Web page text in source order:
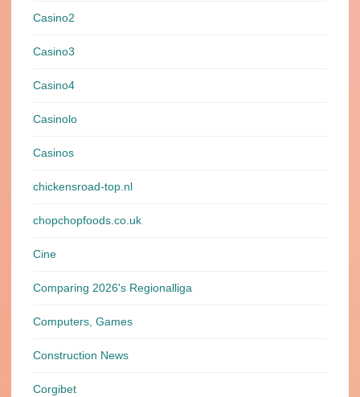
Casino2
Casino3
Casino4
Casinolo
Casinos
chickensroad-top.nl
chopchopfoods.co.uk
Cine
Comparing 2026's Regionalliga
Computers, Games
Construction News
Corgibet